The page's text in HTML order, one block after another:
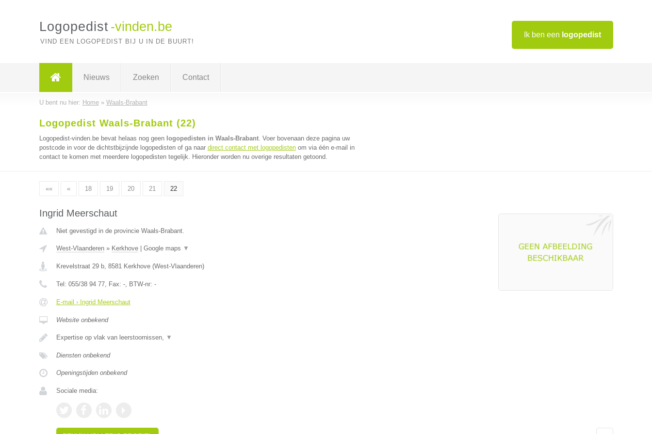
Ik ben een logopedist
Logopedist -vinden.be
VIND EEN LOGOPEDIST BIJ U IN DE BUURT!
Nieuws Zoeken Contact
U bent nu hier: Home» Waals-Brabant
Logopedist Waals-Brabant (22)
Logopedist-vinden.be bevat helaas nog geen logopedisten in Waals-Brabant. Voer bovenaan deze pagina uw
postcode in voor de dichtstbijzijnde logopedisten of ga naar direct contact met logopedistenom via één e-mail in
contact te komen met meerdere logopedisten tegelijk. Hieronder worden nu overige resultaten getoond.
«« « 18 19 20 21 22
Ingrid Meerschaut
Niet gevestigd in de provincie Waals-Brabant.
West-Vlaanderen» Kerkhove| Google maps ▼
Krevelstraat 29 b, 8581 Kerkhove(West-Vlaanderen)
Tel: 055/38 94 77, Fax: -, BTW-nr: -
E-mail › Ingrid Meerschaut
Website onbekend
Expertise op vlak van leerstoornissen, ▼
Diensten onbekend
Openingstijden onbekend
Sociale media: